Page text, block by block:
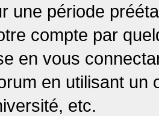
une période
compte par
en vous
en utilisant un
etc.